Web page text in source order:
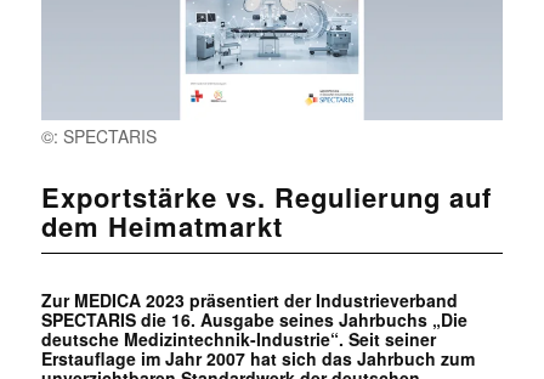
©: SPECTARIS
Exportstärke vs. Regulierung auf
dem Heimatmarkt
Zur MEDICA 2023 präsentiert der Industrieverband
SPECTARIS die 16. Ausgabe seines Jahrbuchs „Die
deutsche Medizintechnik-Industrie“. Seit seiner
Erstauflage im Jahr 2007 hat sich das Jahrbuch zum